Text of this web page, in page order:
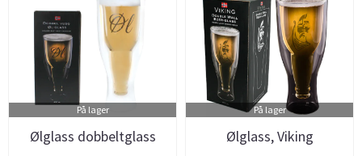
På lager
Ølglass dobbeltglass
På lager
Ølglass, Viking